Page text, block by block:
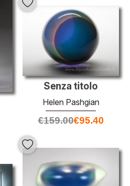
Senza titolo
Helen Pashgian
€159.00€95.40